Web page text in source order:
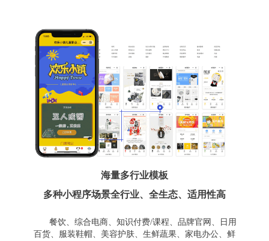
海量多行业模板
多种小程序场景全行业、全生态、适用性高
餐饮、综合电商、知识付费/课程、品牌官网、日用
百货、服装鞋帽、美容护肤、生鲜蔬果、家电办公、鲜